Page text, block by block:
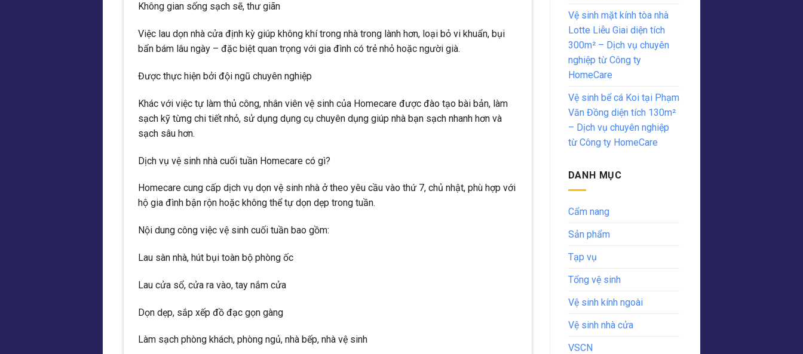
Không gian sống sạch sẽ, thư giãn
Việc lau dọn nhà cửa định kỳ giúp không khí trong nhà trong lành hơn, loại bỏ vi khuẩn, bụi
bẩn bám lâu ngày – đặc biệt quan trọng với gia đình có trẻ nhỏ hoặc người già.
Được thực hiện bởi đội ngũ chuyên nghiệp
Khác với việc tự làm thủ công, nhân viên vệ sinh của Homecare được đào tạo bài bản, làm
sạch kỹ từng chi tiết nhỏ, sử dụng dụng cụ chuyên dụng giúp nhà bạn sạch nhanh hơn và
sạch sâu hơn.
Dịch vụ vệ sinh nhà cuối tuần Homecare có gì?
Homecare cung cấp dịch vụ dọn vệ sinh nhà ở theo yêu cầu vào thứ 7, chủ nhật, phù hợp với
hộ gia đình bận rộn hoặc không thể tự dọn dẹp trong tuần.
Nội dung công việc vệ sinh cuối tuần bao gồm:
Lau sàn nhà, hút bụi toàn bộ phòng ốc
Lau cửa sổ, cửa ra vào, tay nắm cửa
Dọn dẹp, sắp xếp đồ đạc gọn gàng
Làm sạch phòng khách, phòng ngủ, nhà bếp, nhà vệ sinh
Vệ sinh mặt kính tòa nhà
Lotte Liễu Giai diện tích
300m² – Dịch vụ chuyên
nghiệp từ Công ty
HomeCare
Vệ sinh bể cá Koi tại Phạm
Văn Đồng diện tích 130m²
– Dịch vụ chuyên nghiệp
từ Công ty HomeCare
DANH MỤC
Cẩm nang
Sản phẩm
Tạp vụ
Tổng vệ sinh
Vệ sinh kính ngoài
Vệ sinh nhà cửa
VSCN